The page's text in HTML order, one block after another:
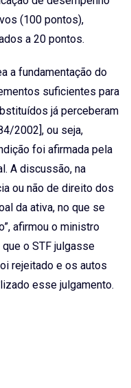
(100 pontos),
a 20 pontos.
a fundamentação do
suficientes para
já perceberam
2002], ou seja,
foi afirmada pela
A discussão, na
ou não de direito dos
da ativa, no que se
afirmou o ministro
o STF julgasse
rejeitado e os autos
esse julgamento.